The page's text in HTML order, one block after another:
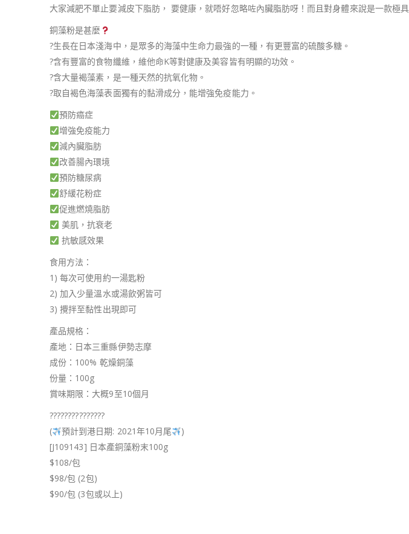
大家減肥不單止要減皮下脂肪， 要健康，就唔好忽略咗內臟脂肪呀！而且對身體來說是一款極
銅藻粉是甚麼
?生長在日本淺海中，是眾多的海藻中生命力最強的一種，有更豐富的硫酸多糖。
?含有豐富的食物纖維，維他命K等對健康及美容皆有明顯的功效。
?含大量褐藻素，是一種天然的抗氧化物。
?取自褐色海藻表面獨有的黏滑成分，能增強免疫能力。
預防癌症
增強免疫能力
減內臟脂肪
改善腸內環境
預防糖尿病
舒緩花粉症
促進燃燒脂肪
美肌，抗衰老
抗敏感效果
食用方法：
1) 每次可使用約一湯匙粉
2) 加入少量溫水或湯飲粥皆可
3) 攪拌至黏性出現即可
產品規格：
產地：日本三重縣伊勢志摩
成份：100% 乾燥銅藻
份量：100g
賞味期限：大概9至10個月
???????????????
(
預計到港日期: 2021年10月尾
)
[J109143] 日本產銅藻粉末100g
$108/包
$98/包 (2包)
$90/包 (3包或以上)